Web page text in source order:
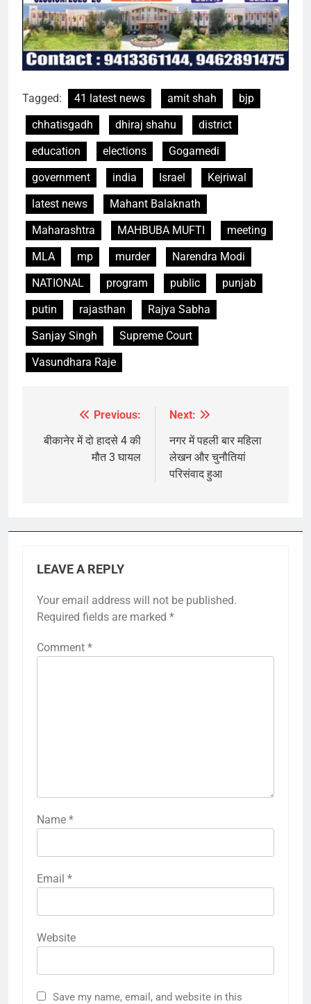
Tagged: 41 latest news amit shah
bjp
chhatisgadh
dhiraj shahu
district
education
elections
Gogamedi
government
india Israel
Kejriwal
latest news
Mahant Balaknath
Maharashtra
MAHBUBA MUFTI
meeting
MLA
mp murder
Narendra Modi
NATIONAL
program public
punjab
putin
rajasthan
Rajya Sabha
Sanjay Singh
Supreme Court
Vasundhara Raje
navigation
Previous:
बीकानेर में दो हादसे 4 की
मौत 3 घायल
Next:
नगर में पहली बार महिला
लेखन और चुनौतियां
परिसंवाद हुआ
LEAVE A REPLY
Your email address will not be published.
Required fields are marked *
Comment *
Name *
Email *
Website
Save my name, email, and website in this